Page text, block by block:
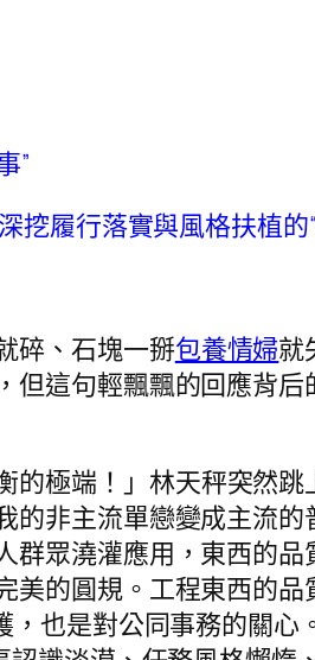
”
挖履行落實與風格扶植的
碎、石塊一掰包養情婦就
但這句輕飄飄的回應背后
的極端！」林天秤突然跳
的非主流單戀變成主流的
群眾澆灌應用，東西的品
的圓規。工程東西的品
也是對公同事務的關心